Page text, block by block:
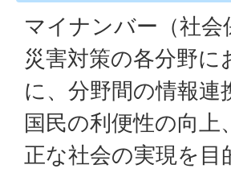
マイナンバー（社
災害対策の各分野
に、分野間の情報
国民の利便性の向
正な社会の実現を